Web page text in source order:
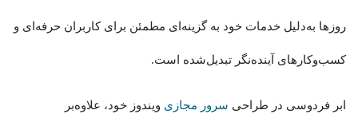
روزها به‌دلیل خدمات خود به گزینه‌ای مطمئن برای کاربران حرفه‌ای و
کسب‌وکارهای آینده‌نگر تبدیل‌شده است.
ابر فردوسی در طراحی سرور مجازی ویندوز خود، علاوه‌بر